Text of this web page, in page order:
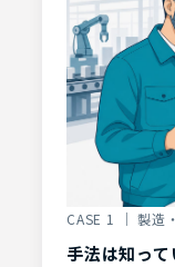
CASE 1 ｜ 製造
手法は知っ